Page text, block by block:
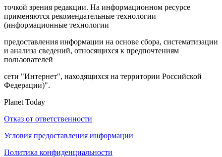
точкой зрения редакции. На информационном ресурсе
применяются рекомендательные технологии
(информационные технологии
предоставления информации на основе сбора, систематизации
и анализа сведений, относящихся к предпочтениям
пользователей
сети "Интернет", находящихся на территории Российской
Федерации)".
Planet Today
Отказ от ответственности
Условия предоставления информации
Политика конфиденциальности